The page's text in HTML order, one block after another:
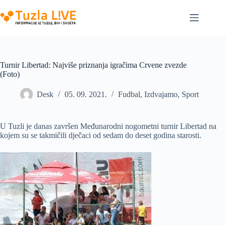
to
content
Turnir Libertad: Najviše priznanja igračima Crvene zvezde
(Foto)
Desk 05. 09. 2021. Fudbal, Izdvajamo, Sport
U Tuzli je danas završen Međunarodni nogometni turnir Libertad na
kojem su se takmičili dječaci od sedam do deset godina starosti.